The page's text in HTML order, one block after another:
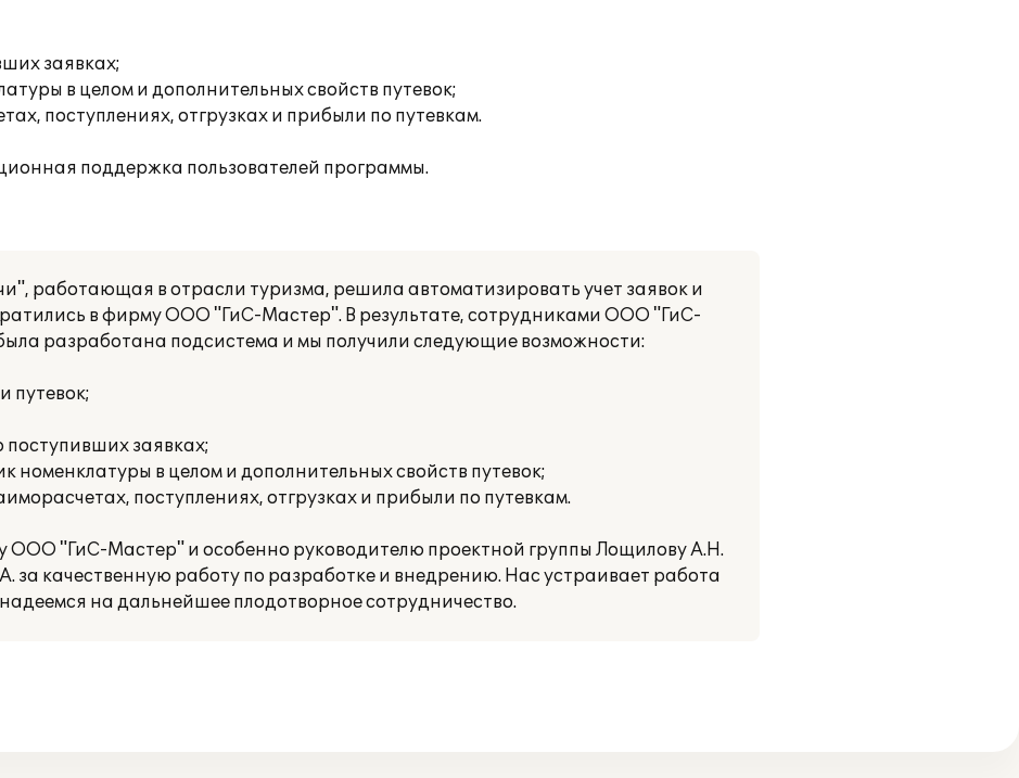
заявках;
в целом и дополнительных свойств путевок;
поступлениях, отгрузках и прибыли по путевкам.
поддержка пользователей программы.
работающая в отрасли туризма, решила автоматизировать учет заявок и
в фирму ООО "ГиС-Мастер". В результате, сотрудниками ООО "ГиС-
разработана подсистема и мы получили следующие возможности:
путевок;
заявках;
номенклатуры в целом и дополнительных свойств путевок;
поступлениях, отгрузках и прибыли по путевкам.
ООО "ГиС-Мастер" и особенно руководителю проектной группы Лощилову А.Н.
за качественную работу по разработке и внедрению. Нас устраивает работа
на дальнейшее плодотворное сотрудничество.